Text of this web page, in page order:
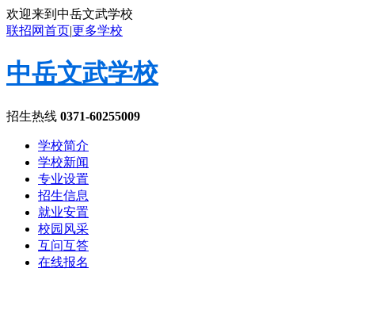
欢迎来到中岳文武学校
联招网首页|更多学校
中岳文武学校
招生热线 0371-60255009
学校简介
学校新闻
专业设置
招生信息
就业安置
校园风采
互问互答
在线报名